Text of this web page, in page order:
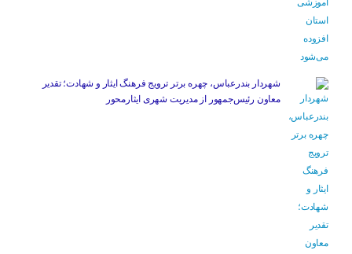
شهردار بندرعباس، چهره برتر ترویج فرهنگ ایثار و شهادت؛ تقدیر
معاون رئیس‌جمهور از مدیریت شهری ایثارمحور